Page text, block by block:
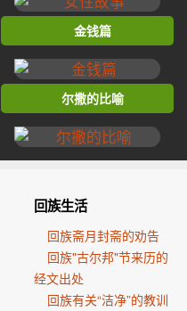
金钱篇
尔撒的比喻
回族生活
回族斋月封斋的劝告
回族"古尔邦"节来历的
经文出处
回族有关“洁净”的教训